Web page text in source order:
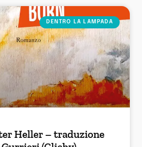
DENTRO LA LAMPADA
Heller – traduzione